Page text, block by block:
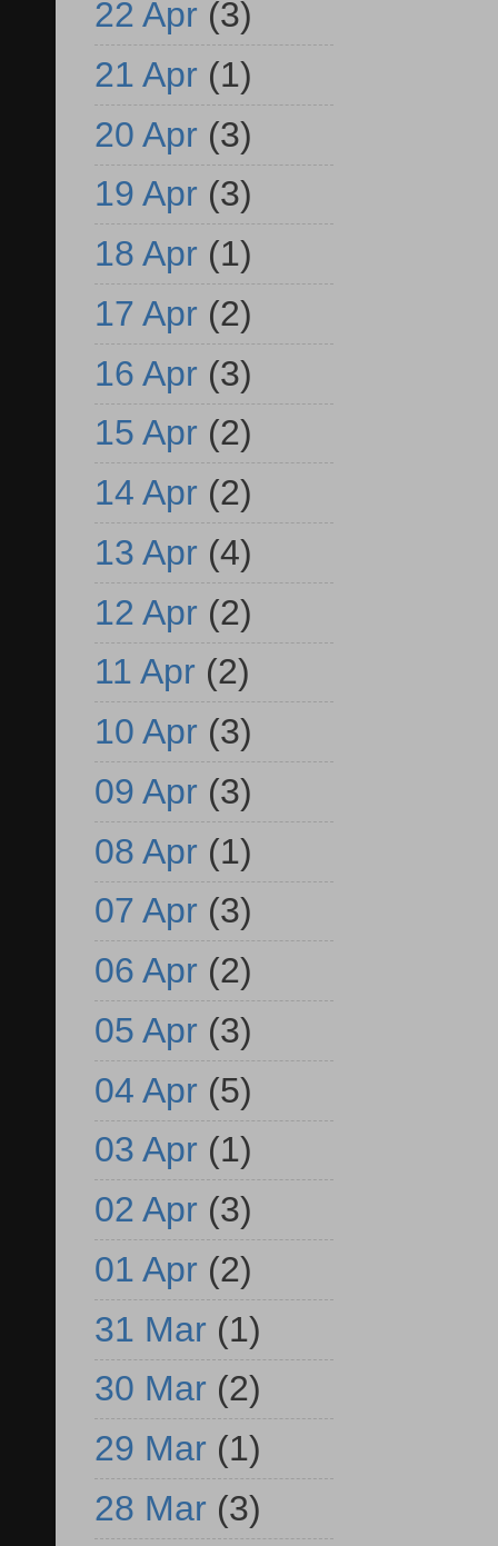
22 Apr (3)
21 Apr (1)
20 Apr (3)
19 Apr (3)
18 Apr (1)
17 Apr (2)
16 Apr (3)
15 Apr (2)
14 Apr (2)
13 Apr (4)
12 Apr (2)
11 Apr (2)
10 Apr (3)
09 Apr (3)
08 Apr (1)
07 Apr (3)
06 Apr (2)
05 Apr (3)
04 Apr (5)
03 Apr (1)
02 Apr (3)
01 Apr (2)
31 Mar (1)
30 Mar (2)
29 Mar (1)
28 Mar (3)